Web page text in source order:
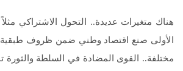
هناك متغيرات عديدة.. التحول الاشتراكي
الأولى صنع اقتصاد وطني ضمن ظروف طبقية
مختلفة.. القوى المضادة في السلطة والثورة